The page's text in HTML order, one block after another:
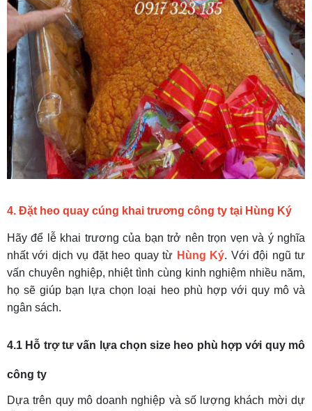
4. Đặt heo quay cúng khai trương công ty tại Hùng Ký
Hãy để lễ khai trương của bạn trở nên trọn vẹn và ý nghĩa
nhất với dịch vụ đặt heo quay từ Hùng Ký. Với đội ngũ tư
vấn chuyên nghiệp, nhiệt tình cùng kinh nghiệm nhiều năm,
họ sẽ giúp bạn lựa chọn loại heo phù hợp với quy mô và
ngân sách.
4.1 Hỗ trợ tư vấn lựa chọn size heo phù hợp với quy mô
công ty
Dựa trên quy mô doanh nghiệp và số lượng khách mời dự